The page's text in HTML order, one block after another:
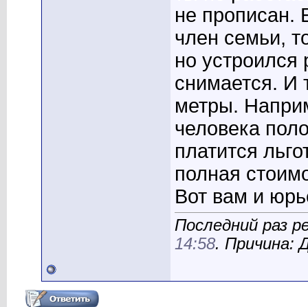
не прописан.
член семьи,
но устроился
снимается. И
метры.
человека
платится
полная
Вот вам и
Последний раз
14:58. Причина: